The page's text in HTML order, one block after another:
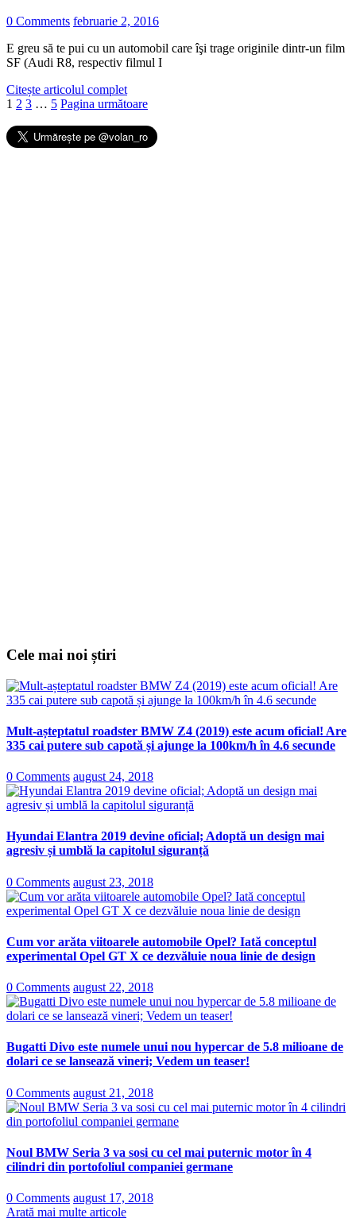
0 Comments februarie 2, 2016
E greu să te pui cu un automobil care îşi trage originile dintr-un film
SF (Audi R8, respectiv filmul I
Citește articolul complet
1 2 3 … 5 Pagina următoare
Cele mai noi știri
Mult-așteptatul roadster BMW Z4 (2019) este acum oficial! Are
335 cai putere sub capotă și ajunge la 100km/h în 4.6 secunde
0 Comments august 24, 2018
Hyundai Elantra 2019 devine oficial; Adoptă un design mai
agresiv și umblă la capitolul siguranță
0 Comments august 23, 2018
Cum vor arăta viitoarele automobile Opel? Iată conceptul
experimental Opel GT X ce dezvăluie noua linie de design
0 Comments august 22, 2018
Bugatti Divo este numele unui nou hypercar de 5.8 milioane de
dolari ce se lansează vineri; Vedem un teaser!
0 Comments august 21, 2018
Noul BMW Seria 3 va sosi cu cel mai puternic motor în 4
cilindri din portofoliul companiei germane
0 Comments august 17, 2018
Arată mai multe articole